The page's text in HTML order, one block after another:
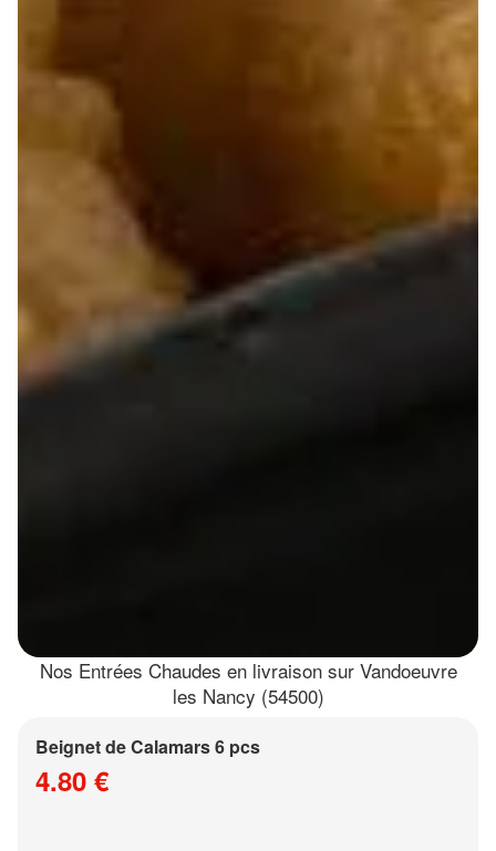
Nos Entrées Chaudes en livraison sur Vandoeuvre
les Nancy (54500)
Beignet de Calamars 6 pcs
4.80 €